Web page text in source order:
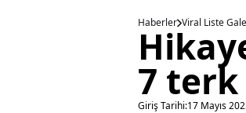
Haberler Viral Liste
7
Giriş Tarihi:17 Mayıs